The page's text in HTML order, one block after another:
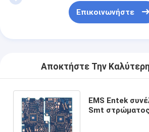
Επικοινωνήστε
Αποκτήστε Την Καλύτερη
EMS Entek
Smt στρώματος